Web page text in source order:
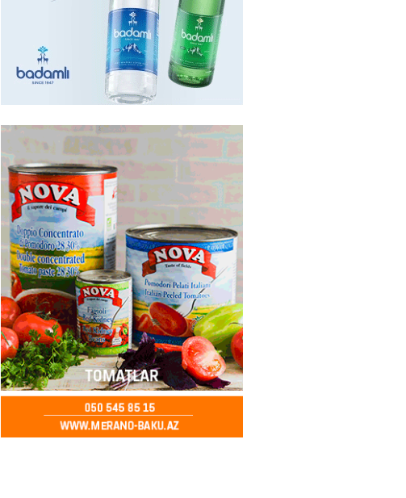
İtaliyada zibil qutusuna atılan 1 milyon
avroluq lotereya bileti iki günlük
axtarışdan sonra tapılıb
06.08.2026- 13:45 68
Tərtərdə FACİƏ – Ər-arvad yanaraq
ÖLDÜ
06.08.2026- 13:30 80
BANNER
Tramp: İranla müharibəyə yox, sülhə
üstünlük verərdim
06.08.2026- 13:15 80
GÜNDƏM
Azərbaycan üzərindən Ermənistana
Rusiya buğdası gedib
- 13:00